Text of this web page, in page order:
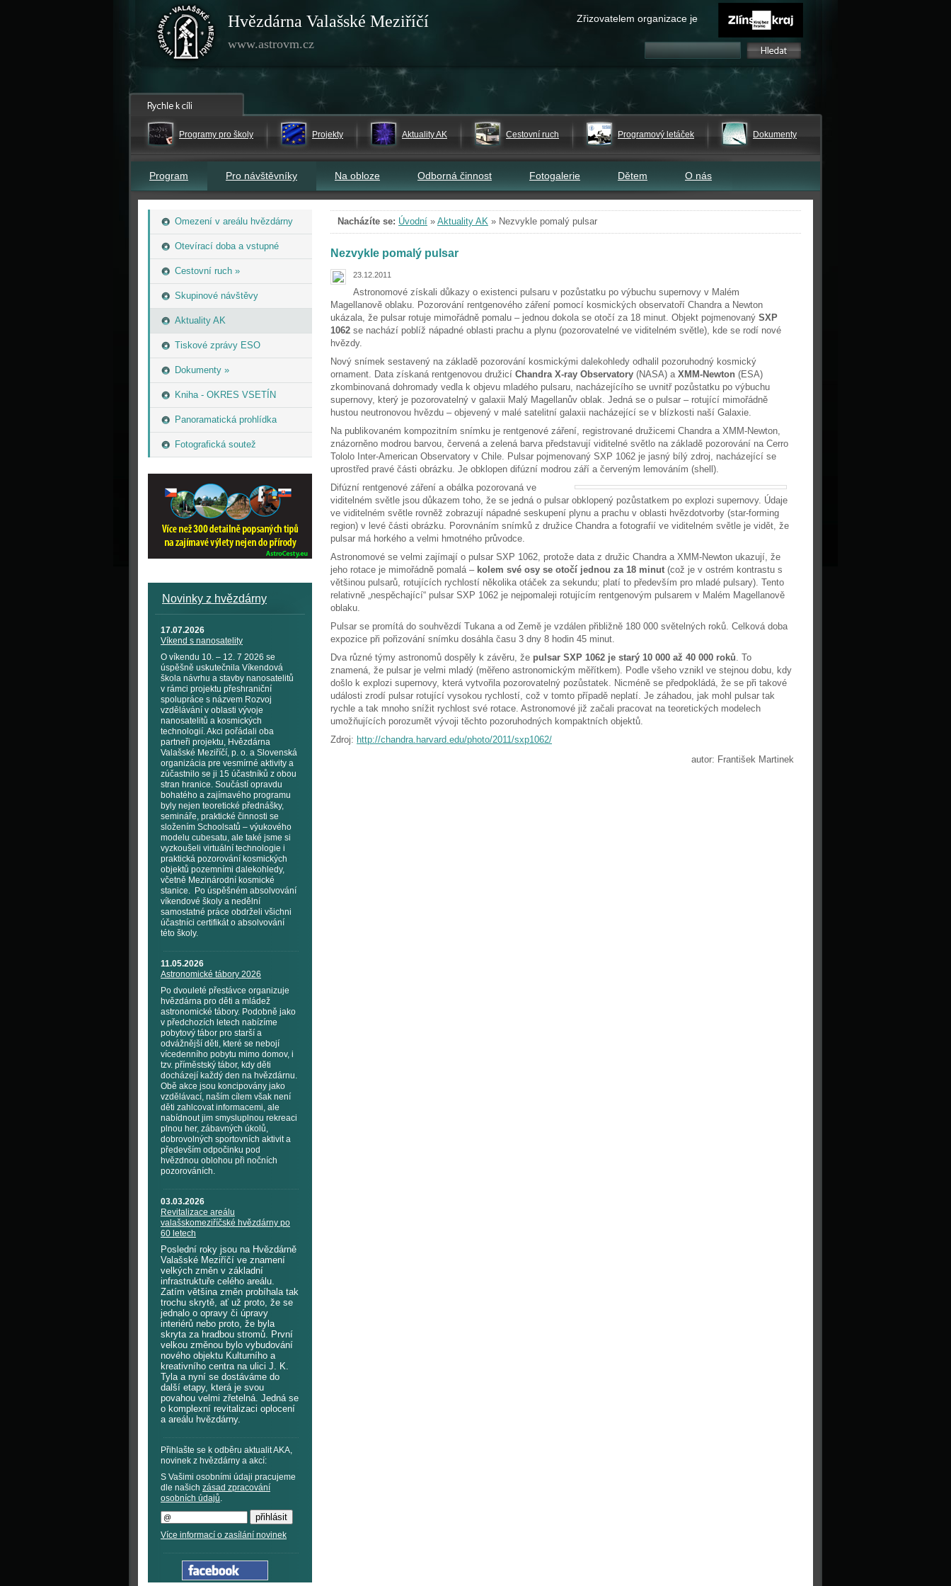
Hvězdárna Valašské Meziříčí
www.astrovm.cz
Zřizovatelem organizace je
Programy pro školy Projekty Aktuality AK Cestovní ruch Programový letáček Dokumenty
Program Pro návštěvníky Na obloze Odborná činnost Fotogalerie Dětem O nás
Omezení v areálu hvězdárny
Otevírací doba a vstupné
Cestovní ruch »
Skupinové návštěvy
Aktuality AK
Tiskové zprávy ESO
Dokumenty »
Kniha - OKRES VSETÍN
Panoramatická prohlídka
Fotografická soutež
Novinky z hvězdárny
17.07.2026
Víkend s nanosatelity
O víkendu 10. – 12. 7 2026 se
úspěšně uskutečnila Víkendová
škola návrhu a stavby nanosatelitů
v rámci projektu přeshraniční
spolupráce s názvem Rozvoj
vzdělávání v oblasti vývoje
nanosatelitů a kosmických
technologií. Akci pořádali oba
partneři projektu, Hvězdárna
Valašské Meziříčí, p. o. a Slovenská
organizácia pre vesmírné aktivity a
zúčastnilo se ji 15 účastníků z obou
stran hranice. Součástí opravdu
bohatého a zajímavého programu
byly nejen teoretické přednášky,
semináře, praktické činnosti se
složením Schoolsatů – výukového
modelu cubesatu, ale také jsme si
vyzkoušeli virtuální technologie i
praktická pozorování kosmických
objektů pozemními dalekohledy,
včetně Mezinárodní kosmické
stanice. Po úspěšném absolvování
víkendové školy a nedělní
samostatné práce obdrželi všichni
účastníci certifikát o absolvování
této školy.
11.05.2026
Astronomické tábory 2026
Po dvouleté přestávce organizuje
hvězdárna pro děti a mládež
astronomické tábory. Podobně jako
v předchozích letech nabízíme
pobytový tábor pro starší a
odvážnější děti, které se nebojí
vícedenního pobytu mimo domov, i
tzv. příměstský tábor, kdy děti
docházejí každý den na hvězdárnu.
Obě akce jsou koncipovány jako
vzdělávací, naším cílem však není
děti zahlcovat informacemi, ale
nabídnout jim smysluplnou rekreaci
plnou her, zábavných úkolů,
dobrovolných sportovních aktivit a
především odpočinku pod
hvězdnou oblohou při nočních
pozorováních.
03.03.2026
Revitalizace areálu
valašskomeziříčské hvězdárny po
60 letech
Poslední roky jsou na Hvězdárně
Valašské Meziříčí ve znamení
velkých změn v základní
infrastruktuře celého areálu.
Zatím většina změn probíhala tak
trochu skrytě, ať už proto, že se
jednalo o opravy či úpravy
interiérů nebo proto, že byla
skryta za hradbou stromů. První
velkou změnou bylo vybudování
nového objektu Kulturního a
kreativního centra na ulici J. K.
Tyla a nyní se dostáváme do
další etapy, která je svou
povahou velmi zřetelná. Jedná se
o komplexní revitalizaci oplocení
a areálu hvězdárny.
Přihlašte se k odběru aktualit AKA,
novinek z hvězdárny a akcí:
S Vašimi osobními údaji pracujeme
dle našich zásad zpracování
osobních údajů.
Více informací o zasílání novinek
Nacházíte se: Úvodní » Aktuality AK » Nezvykle pomalý pulsar
Nezvykle pomalý pulsar
23.12.2011
Astronomové získali důkazy o existenci pulsaru v pozůstatku po výbuchu supernovy v Malém
Magellanově oblaku. Pozorování rentgenového záření pomocí kosmických observatoří Chandra a Newton
ukázala, že pulsar rotuje mimořádně pomalu – jednou dokola se otočí za 18 minut. Objekt pojmenovaný SXP
1062 se nachází poblíž nápadné oblasti prachu a plynu (pozorovatelné ve viditelném světle), kde se rodí nové
hvězdy.
Nový snímek sestavený na základě pozorování kosmickými dalekohledy odhalil pozoruhodný kosmický
ornament. Data získaná rentgenovou družicí Chandra X-ray Observatory (NASA) a XMM-Newton (ESA)
zkombinovaná dohromady vedla k objevu mladého pulsaru, nacházejícího se uvnitř pozůstatku po výbuchu
supernovy, který je pozorovatelný v galaxii Malý Magellanův oblak. Jedná se o pulsar – rotující mimořádně
hustou neutronovou hvězdu – objevený v malé satelitní galaxii nacházející se v blízkosti naší Galaxie.
Na publikovaném kompozitním snímku je rentgenové záření, registrované družicemi Chandra a XMM-Newton,
znázorněno modrou barvou, červená a zelená barva představují viditelné světlo na základě pozorování na Cerro
Tololo Inter-American Observatory v Chile. Pulsar pojmenovaný SXP 1062 je jasný bílý zdroj, nacházející se
uprostřed pravé části obrázku. Je obklopen difúzní modrou září a červeným lemováním (shell).
Difúzní rentgenové záření a obálka pozorovaná ve
viditelném světle jsou důkazem toho, že se jedná o pulsar obklopený pozůstatkem po explozi supernovy. Údaje
ve viditelném světle rovněž zobrazují nápadné seskupení plynu a prachu v oblasti hvězdotvorby (star-forming
region) v levé části obrázku. Porovnáním snímků z družice Chandra a fotografií ve viditelném světle je vidět, že
pulsar má horkého a velmi hmotného průvodce.
Astronomové se velmi zajímají o pulsar SXP 1062, protože data z družic Chandra a XMM-Newton ukazují, že
jeho rotace je mimořádně pomalá – kolem své osy se otočí jednou za 18 minut (což je v ostrém kontrastu s
většinou pulsarů, rotujících rychlostí několika otáček za sekundu; platí to především pro mladé pulsary). Tento
relativně „nespěchající“ pulsar SXP 1062 je nejpomaleji rotujícím rentgenovým pulsarem v Malém Magellanově
oblaku.
Pulsar se promítá do souhvězdí Tukana a od Země je vzdálen přibližně 180 000 světelných roků. Celková doba
expozice při pořizování snímku dosáhla času 3 dny 8 hodin 45 minut.
Dva různé týmy astronomů dospěly k závěru, že pulsar SXP 1062 je starý 10 000 až 40 000 roků. To
znamená, že pulsar je velmi mladý (měřeno astronomickým měřítkem). Podle všeho vznikl ve stejnou dobu, kdy
došlo k explozi supernovy, která vytvořila pozorovatelný pozůstatek. Nicméně se předpokládá, že se při takové
události zrodí pulsar rotující vysokou rychlostí, což v tomto případě neplatí. Je záhadou, jak mohl pulsar tak
rychle a tak mnoho snížit rychlost své rotace. Astronomové již začali pracovat na teoretických modelech
umožňujících porozumět vývoji těchto pozoruhodných kompaktních objektů.
Zdroj: http://chandra.harvard.edu/photo/2011/sxp1062/
autor: František Martinek